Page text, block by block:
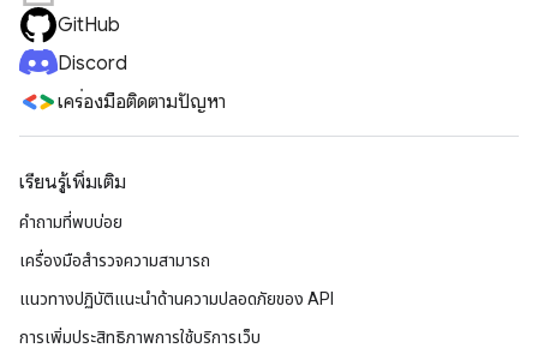
GitHub
Discord
เครื่องมือติดตามปัญหา
เรียนรู้เพิ่มเติม
คำถามที่พบบ่อย
เครื่องมือสำรวจความสามารถ
แนวทางปฏิบัติแนะนําด้านความปลอดภัยของ API
การเพิ่มประสิทธิภาพการใช้บริการเว็บ